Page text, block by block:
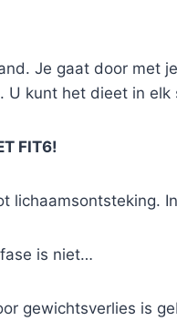
Je gaat door met
U kunt het dieet in elk
FIT6!
lichaamsontsteking.
is niet…
gewichtsverlies is